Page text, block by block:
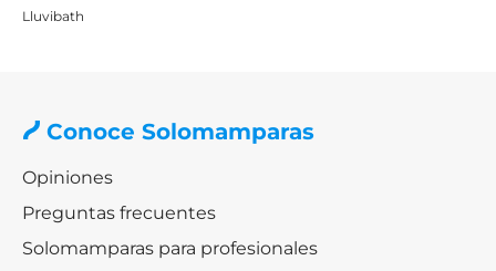
Lluvibath
Conoce Solomamparas
Opiniones
Preguntas frecuentes
Solomamparas para profesionales